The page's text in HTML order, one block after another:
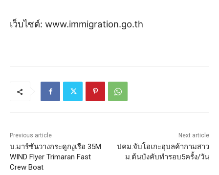
เว็บไซต์: www.immigration.go.th
Previous article
บ.มาร์ซันวางกระดูกงูเรือ 35M
WIND Flyer Trimaran Fast
Crew Boat
Next article
ปคม.จับโอเกะอุบลค้ากามสาว
ม.ต้นบังคับทำรอบ5ครั้ง/วัน